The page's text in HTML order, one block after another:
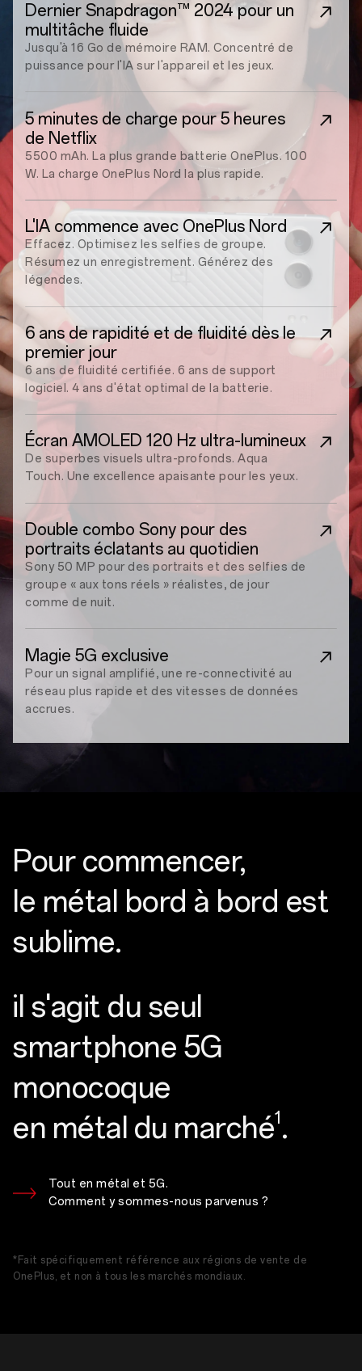
Dernier Snapdragon™ 2024 pour un
multitâche fluide
Jusqu'à 16 Go de mémoire RAM. Concentré de
puissance pour l'IA sur l'appareil et les jeux.
5 minutes de charge pour 5 heures
de Netflix
5500 mAh. La plus grande batterie OnePlus. 100
W. La charge OnePlus Nord la plus rapide.
L'IA commence avec OnePlus Nord
Effacez. Optimisez les selfies de groupe.
Résumez un enregistrement. Générez des
légendes.
6 ans de rapidité et de fluidité dès le
premier jour
6 ans de fluidité certifiée. 6 ans de support
logiciel. 4 ans d'état optimal de la batterie.
Écran AMOLED 120 Hz ultra-lumineux
De superbes visuels ultra-profonds. Aqua
Touch. Une excellence apaisante pour les yeux.
Double combo Sony pour des
portraits éclatants au quotidien
Sony 50 MP pour des portraits et des selfies de
groupe « aux tons réels » réalistes, de jour
comme de nuit.
Magie 5G exclusive
Pour un signal amplifié, une re-connectivité au
réseau plus rapide et des vitesses de données
accrues.
Pour commencer,
le métal bord à bord est
sublime.
il s'agit du seul
smartphone 5G
monocoque
en métal du marché1 .
Tout en métal et 5G.
Comment y sommes-nous parvenus ?
*Fait spécifiquement référence aux régions de vente de
OnePlus, et non à tous les marchés mondiaux.